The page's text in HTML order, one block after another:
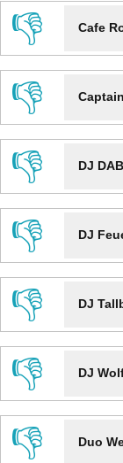
👎
Cafe
👎
👎
DJ
👎
DJ
👎
DJ
👎
DJ
👎
Duo